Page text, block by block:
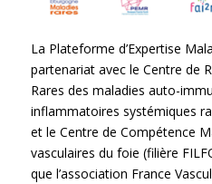
La Plateforme d’Expertise
partenariat avec le Centre de
Rares des maladies auto-
inflammatoires systémiques
et le Centre de Compétence
vasculaires du foie (filière
que l’association France